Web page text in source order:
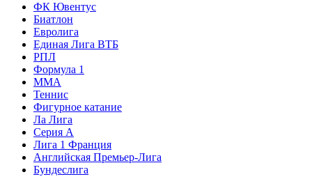
ФК Ювентус
Биатлон
Евролига
Единая Лига ВТБ
РПЛ
Формула 1
MMA
Теннис
Фигурное катание
Ла Лига
Серия А
Лига 1 Франция
Английская Премьер-Лига
Бундеслига